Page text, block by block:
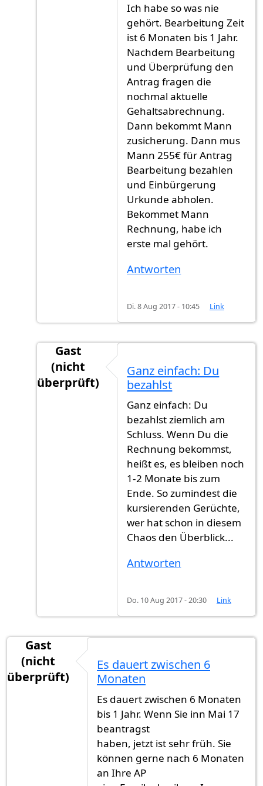
Ich habe so was nie
gehört. Bearbeitung Zeit
ist 6 Monaten bis 1 Jahr.
Nachdem Bearbeitung
und Überprüfung den
Antrag fragen die
nochmal aktuelle
Gehaltsabrechnung.
Dann bekommt Mann
zusicherung. Dann mus
Mann 255€ für Antrag
Bearbeitung bezahlen
und Einbürgerung
Urkunde abholen.
Bekommet Mann
Rechnung, habe ich
erste mal gehört.
Antworten
Di. 8 Aug 2017 - 10:45 Link
Gast
(nicht
überprüft)
Ich habe meine Antrag am Juni
Ganz einfach: Du
bezahlst
Ganz einfach: Du
bezahlst ziemlich am
Schluss. Wenn Du die
Rechnung bekommst,
heißt es, es bleiben noch
1-2 Monate bis zum
Ende. So zumindest die
kursierenden Gerüchte,
wer hat schon in diesem
Chaos den Überblick...
Antworten
Do. 10 Aug 2017 - 20:30 Link
Gast
(nicht
überprüft)
Es dauert zwischen 6
Monaten
Es dauert zwischen 6 Monaten
bis 1 Jahr. Wenn Sie inn Mai 17
beantragst
haben, jetzt ist sehr früh. Sie
können gerne nach 6 Monaten
an Ihre AP